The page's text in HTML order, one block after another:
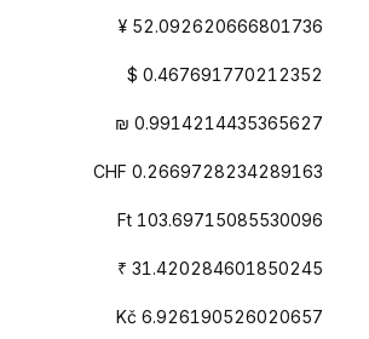
¥ 52.092620666801736
$ 0.467691770212352
₪ 0.9914214435365627
CHF 0.2669728234289163
Ft 103.69715085530096
₹ 31.420284601850245
Kč 6.926190526020657